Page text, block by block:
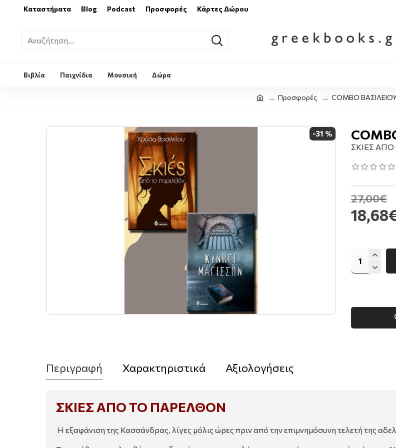
Καταστήματα Blog Podcast Προσφορές Κάρτες Δώρου
Βιβλία Παιχνίδια Μουσική Δώρα
Προσφορές COMBO
-31 %
ΣΚΙΕΣ
27,00€
Περιγραφή Χαρακτηριστικά Αξιολογήσεις
ΣΚΙΕΣ ΑΠΟ ΤΟ ΠΑΡΕΛΘΟΝ
Η εξαφάνιση της Κασσάνδρας, λίγες μόλις ώρες πριν από την επιμνημόσυνη τελετή της